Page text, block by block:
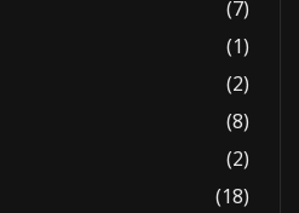
(7)
(1)
(2)
(8)
(2)
(18)